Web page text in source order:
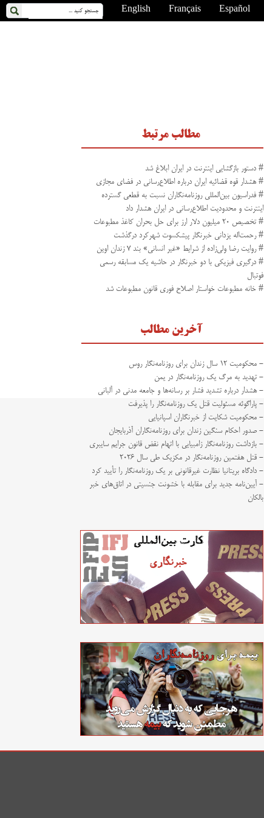
English Français Español
مطالب مرتبط
# دستور بازگشایی اینترنت در ایران ابلاغ شد
# هشدار قوه قضائیه ایران درباره اطلاع‌رسانی در فضای مجازی
# فدراسیون بین‌المللی روزنامه‌نگاران نسبت به قطعی گسترده
اینترنت و محدودیت اطلاع‌رسانی در ایران هشدار داد
# تخصیص ۲۰ میلیون دلار ارز برای حل بحران کاغذ مطبوعات
# رحمت‌اله یزدانی خبرنگار پیشکسوت شهرکرد درگذشت
# روایت رضا ولی‌زاده از شرایط «غیر انسانی» بند ۷ زندان اوین
# درگیری فیزیکی با دو خبرنگار در حاشیه یک مسابقه رسمی
فوتبال
# خانه مطبوعات خواستار اصلاح فوری قانون مطبوعات شد
آخرین مطالب
- محکومیت ۱۲ سال زندان برای روزنامه‌نگار روس
- تهدید به مرگ یک روزنامه‌نگار در یمن
- هشدار درباره تشدید فشار بر رسانه‌ها و جامعه مدنی در آلبانی
- پاراگوئه مسئولیت قتل یک روزنامه‌نگار را پذیرفت
- محکومیت شکایت از خبرنگاران اسپانیایی
- صدور احکام سنگین زندان برای روزنامه‌نگاران آذربایجان
- بازداشت روزنامه‌نگار زامبیایی با اتهام نقض قانون جرایم سایبری
- قتل هفتمین روزنامه‌نگار در مکزیک طی سال ۲۰۲۶
- دادگاه بریتانیا نظارت غیرقانونی بر یک روزنامه‌نگار را تأیید کرد
- آیین‌نامه جدید برای مقابله با خشونت جنسیتی در اتاق‌های خبر
بالکان